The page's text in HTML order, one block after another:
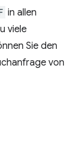
in allen
viele
Sie den
von